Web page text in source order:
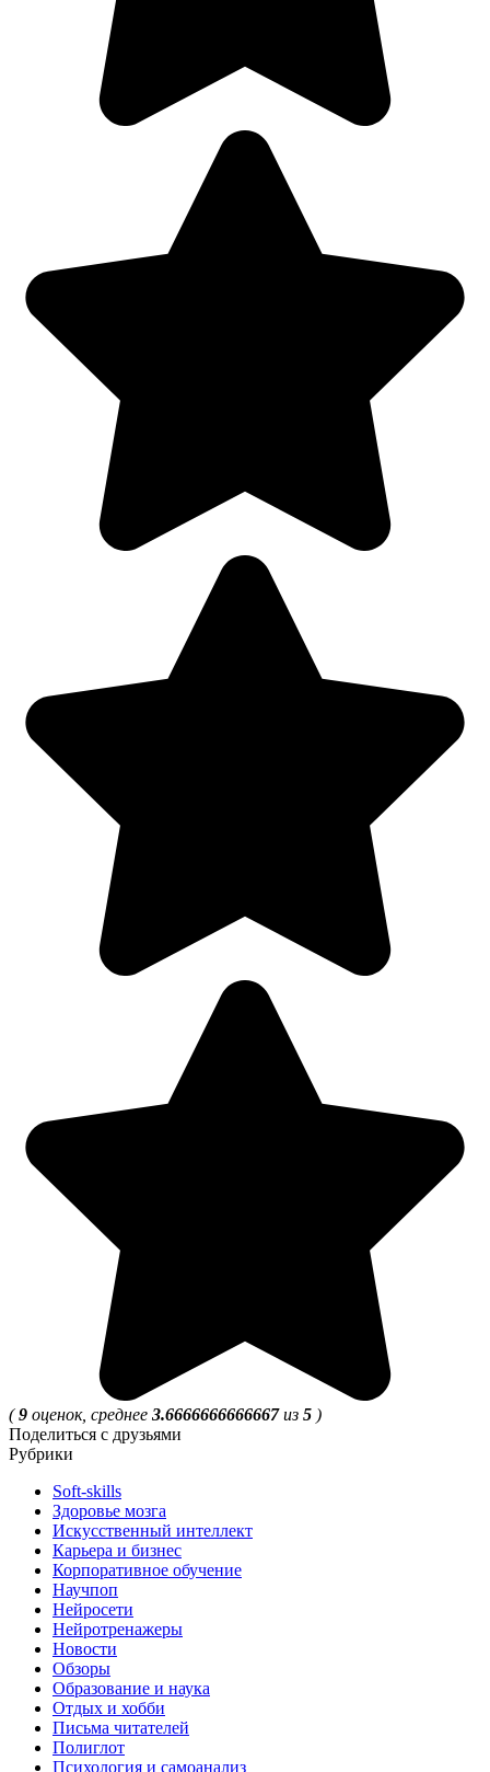
(9 оценок, среднее 3.6666666666667из 5 )
Поделиться с друзьями
Рубрики
Soft-skills
Здоровье мозга
Искусственный интеллект
Карьера и бизнес
Корпоративное обучение
Научпоп
Нейросети
Нейротренажеры
Новости
Обзоры
Образование и наука
Отдых и хобби
Письма читателей
Полиглот
Психология и самоанализ